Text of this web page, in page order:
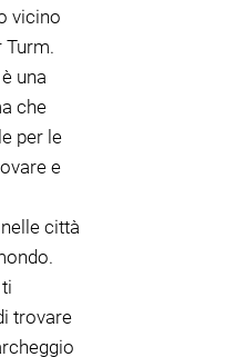
vicino
Turm.
una
che
per le
e
città
trovare